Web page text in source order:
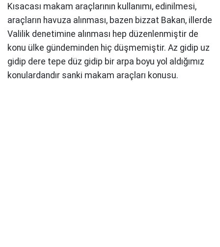
Kısacası makam araçlarının kullanımı, edinilmesi,
araçların havuza alınması, bazen bizzat Bakan, illerde
Valilik denetimine alınması hep düzenlenmiştir de
konu ülke gündeminden hiç düşmemiştir. Az gidip uz
gidip dere tepe düz gidip bir arpa boyu yol aldığımız
konulardandır sanki makam araçları konusu.